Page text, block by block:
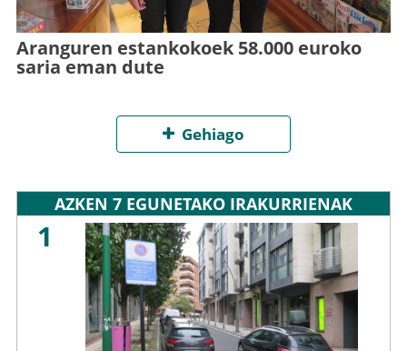
Aranguren estankokoek 58.000 euroko
saria eman dute
Gehiago
AZKEN 7 EGUNETAKO IRAKURRIENAK
1